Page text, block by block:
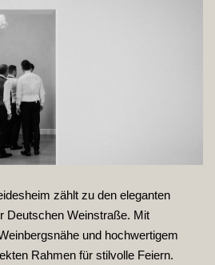
zählt zu den eleganten
Deutschen Weinstraße. Mit
und hochwertigem
Rahmen für stilvolle Feiern.